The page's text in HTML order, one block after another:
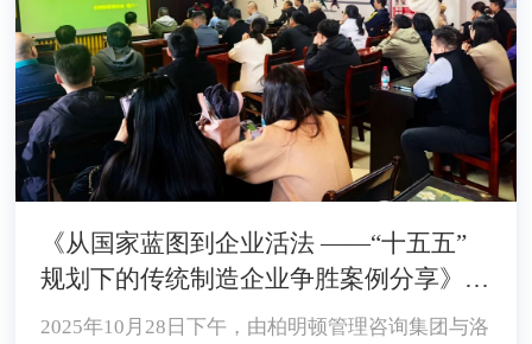
《从国家蓝图到企业活法 ——“十五五”
规划下的传统制造企业争胜案例分享》课
程在洛阳成功召开
2025年10月28日下午，由柏明顿管理咨询集团与洛